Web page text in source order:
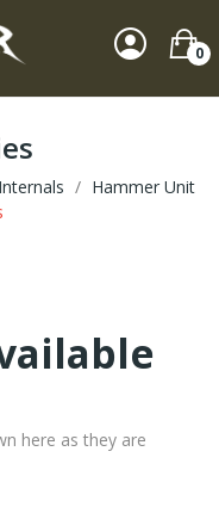
0
Hammer Unit
here as they are